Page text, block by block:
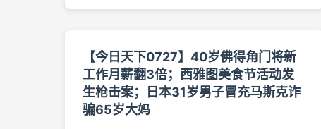
【今日天下0727】40岁佛得角门将新
工作月薪翻3倍；西雅图美食节活动发
生枪击案；日本31岁男子冒充马斯克诈
骗65岁大妈